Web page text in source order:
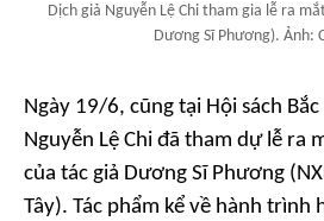
Dịch giả Nguyễn Lệ Chi tham gia lễ ra
Dương Sĩ Phương). Ảnh:
Ngày 19/6, cũng tại Hội sách
Nguyễn Lệ Chi đã tham dự lễ ra
của tác giả Dương Sĩ Phương
Tây). Tác phẩm kể về hành trình